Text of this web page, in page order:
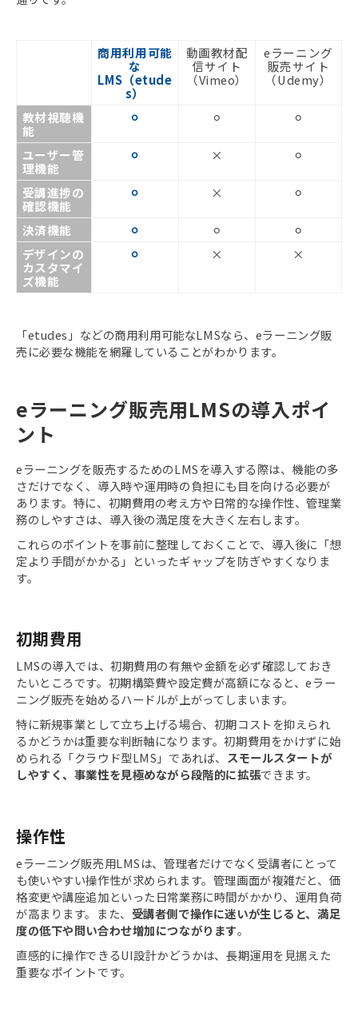
商用利用可能
な
LMS（etude
s）
動画教材配
信サイト
（Vimeo）
eラーニング
販売サイト
（Udemy）
教材視聴機
能
⚪︎ ⚪︎ ⚪︎
ユーザー管
理機能
⚪︎ × ⚪︎
受講進捗の
確認機能
⚪︎ × ⚪︎
決済機能 ⚪︎ ⚪︎
⚪︎
デザインの
カスタマイ
ズ機能
⚪︎ × ×
「etudes」などの商用利用可能なLMSなら、eラーニング販
売に必要な機能を網羅していることがわかります。
eラーニング販売用LMSの導入ポイ
ント
eラーニングを販売するためのLMSを導入する際は、機能の多
さだけでなく、導入時や運用時の負担にも目を向ける必要が
あります。特に、初期費用の考え方や日常的な操作性、管理業
務のしやすさは、導入後の満足度を大きく左右します。
これらのポイントを事前に整理しておくことで、導入後に「想
定より手間がかかる」といったギャップを防ぎやすくなりま
す。
初期費用
LMSの導入では、初期費用の有無や金額を必ず確認しておき
たいところです。初期構築費や設定費が高額になると、eラー
ニング販売を始めるハードルが上がってしまいます。
特に新規事業として立ち上げる場合、初期コストを抑えられ
るかどうかは重要な判断軸になります。初期費用をかけずに始
められる「クラウド型LMS」であれば、 スモールスタートが
しやすく、事業性を見極めながら段階的に拡張できます。
操作性
eラーニング販売用LMSは、管理者だけでなく受講者にとって
も使いやすい操作性が求められます。管理画面が複雑だと、価
格変更や講座追加といった日常業務に時間がかかり、運用負荷
が高まります。また、 受講者側で操作に迷いが生じると、満足
度の低下や問い合わせ増加につながります。
直感的に操作できるUI設計かどうかは、長期運用を見据えた
重要なポイントです。